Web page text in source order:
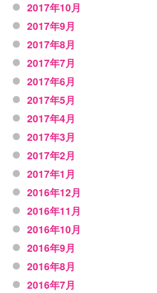
2017年10月
2017年9月
2017年8月
2017年7月
2017年6月
2017年5月
2017年4月
2017年3月
2017年2月
2017年1月
2016年12月
2016年11月
2016年10月
2016年9月
2016年8月
2016年7月